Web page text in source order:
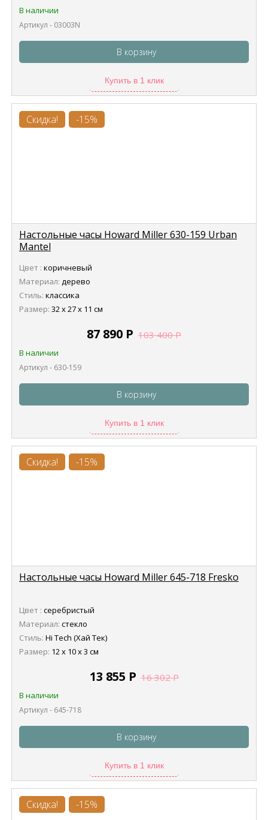
В наличии
Артикул - 03003N
В корзину
Купить в 1 клик
Скидка! -15%
Настольные часы Howard Miller 630-159 Urban
Mantel
Цвет : коричневый
Материал: дерево
Стиль: классика
Размер: 32 х 27 х 11 см
87 890 Р 103 400Р
В наличии
Артикул - 630-159
В корзину
Купить в 1 клик
Скидка! -15%
Настольные часы Howard Miller 645-718 Fresko
Цвет : серебристый
Материал: стекло
Стиль: Hi Tech (Хай Тек)
Размер: 12 х 10 х 3 см
13 855 Р 16 302Р
В наличии
Артикул - 645-718
В корзину
Купить в 1 клик
Скидка! -15%